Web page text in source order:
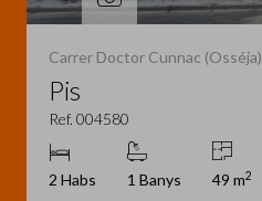
Carrer Doctor Cunnac (Osséja)
Pis
Ref. 004580
2 Habs 1 Banys 49 m2